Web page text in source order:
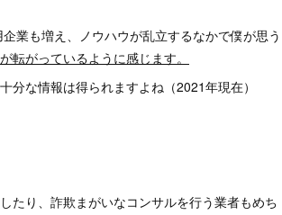
業も増え、ノウハウが乱立するなかで僕が思う
転がっているように感じます。
な情報は得られますよね（2021年現在）
たり、詐欺まがいなコンサルを行う業者もめち